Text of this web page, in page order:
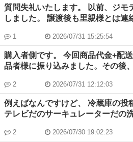
質問失礼いたします。 以前、ジモティーを通じて猫を譲渡
しました。 譲渡後も里親様とは連絡を取り合う約束でした
のの、一切返信がなく、猫の安否
続いています。 一方で、里親様はジモティー内で活動され
ており、猫用品の投稿なども確認
ご本人は活動されているようです
らず、大変不安に感じています。 このような場合、ジモテ
ィーとしてご対応いただけること
はしている所です。 どうしたら良いでし
お願いいたします。
1 2026/07/31 15:25:54
購入者側です。 今回商品代金+配
品者様に振り込みました。その後
配送料をお支払いしていることに
2 2026/07/31 12:12:03
例えばなんですけど、 冷蔵庫の投
テレビだのサーキュレーターだの
ことは出来ないのでしょうか。 投稿者のブロックをして
2 2026/07/30 19:02:23